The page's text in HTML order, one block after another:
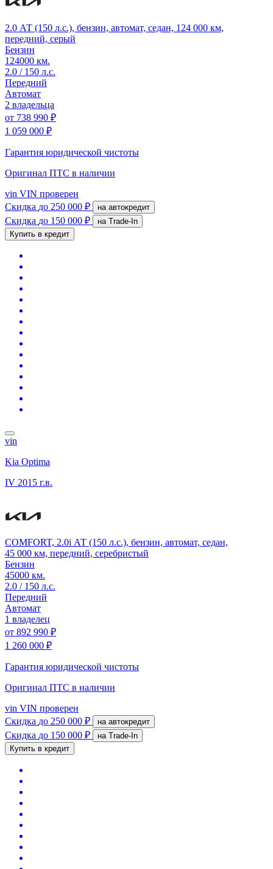
2.0 АТ (150 л.с.), бензин, автомат, седан, 124 000 км,
передний, серый
Бензин
124000 км.
2.0 / 150 л.с.
Передний
Автомат
2 владельца
от 738 990 ₽
1 059 000 ₽
Гарантия юридической чистоты
Оригинал ПТС в наличии
vin VIN проверен
Скидка до 250 000 ₽ на автокредит
Скидка до 150 000 ₽
на Trade-In
Купить в кредит
vin
Kia Optima
IV 2015 г.в.
COMFORT, 2.0i АТ (150 л.с.), бензин, автомат, седан,
45 000 км, передний, серебристый
Бензин
45000 км.
2.0 / 150 л.с.
Передний
Автомат
1 владелец
от 892 990 ₽
1 260 000 ₽
Гарантия юридической чистоты
Оригинал ПТС в наличии
vin VIN проверен
Скидка до 250 000 ₽ на автокредит
Скидка до 150 000 ₽
на Trade-In
Купить в кредит